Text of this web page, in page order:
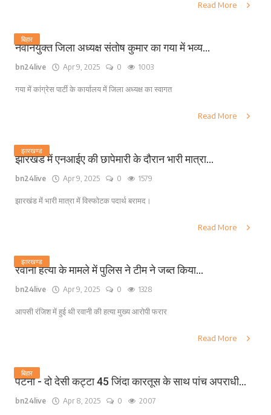
Read More
बिहार
नवनियुक्त जिला अध्यक्ष संतोष कुमार का गया में भव्य...
bn24live Apr 9, 2025 0 1003
गया में कांग्रेस पार्टी के कार्यालय में जिला अध्यक्ष का स्वागत
Read More
झारखण्ड
झारखंड में एनआईए की छापेमारी के दौरान भारी मात्रा...
bn24live Apr 9, 2025 0 1579
झारखंड में भारी मात्रा में विस्फोटक पदार्थ बरामद।
Read More
झारखण्ड
रवानी हत्या के मामले में पुलिस ने टीम ने जब्त किया...
bn24live Apr 9, 2025 0 1328
आपसी रंजिश में हुई थी रवानी की हत्या मुख्य आरोपी फरार
Read More
बिहार
पटना - दो देसी कट्टा 45 जिंदा कारतूस के साथ पांच अपराधी...
bn24live Apr 8, 2025 0 2007